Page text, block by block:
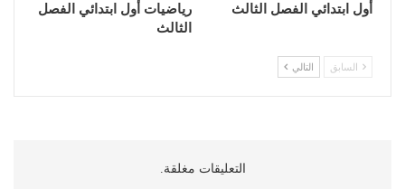
أول ابتدائي الفصل الثالث
رياضيات أول ابتدائي الفصل
الثالث
السابق التالي
التعليقات مغلقة.